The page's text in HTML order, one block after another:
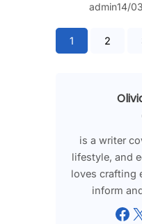
admin14/
1 2
is a writer
lifestyle, and
loves crafting
inform
Facebook X